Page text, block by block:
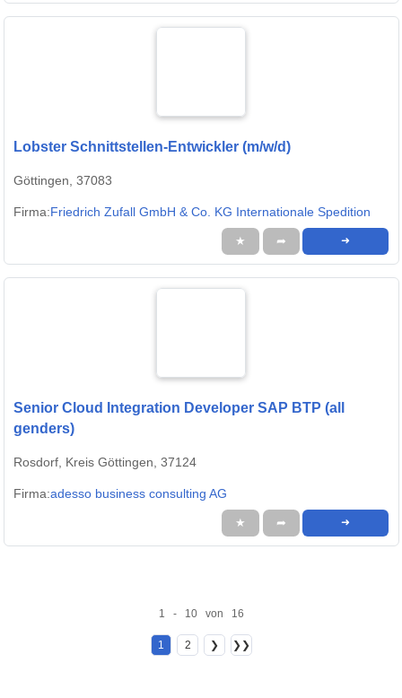
Lobster Schnittstellen-Entwickler (m/w/d)
Göttingen, 37083
Firma:Friedrich Zufall GmbH & Co. KG Internationale Spedition
★ ➦ ➜
Senior Cloud Integration Developer SAP BTP (all
genders)
Rosdorf, Kreis Göttingen, 37124
Firma:adesso business consulting AG
★ ➦ ➜
1 - 10 von 16
1 2 ❯ ❯❯